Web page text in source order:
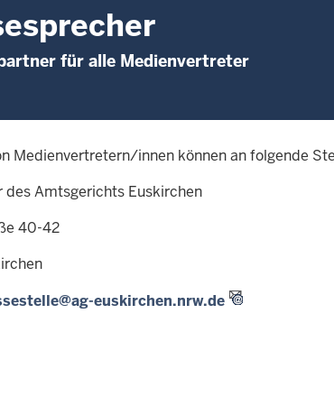
für alle Medienvertreter
Medienvertretern/innen können an folgende
des Amtsgerichts Euskirchen
40-42
euskirchen.nrw.de